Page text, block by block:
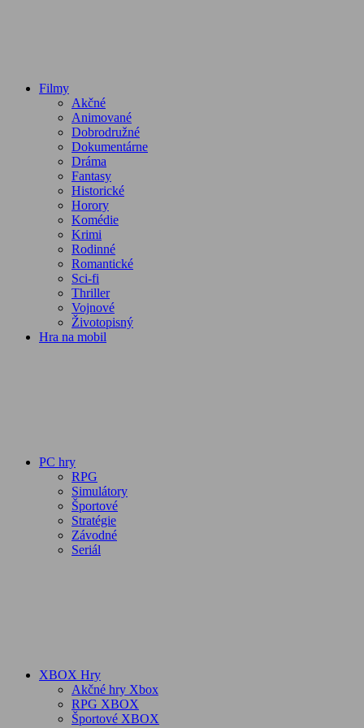
Filmy
Akčné
Animované
Dobrodružné
Dokumentárne
Dráma
Fantasy
Historické
Horory
Komédie
Krimi
Rodinné
Romantické
Sci-fi
Thriller
Vojnové
Životopisný
Hra na mobil
PC hry
RPG
Simulátory
Športové
Stratégie
Závodné
Seriál
XBOX Hry
Akčné hry Xbox
RPG XBOX
Športové XBOX